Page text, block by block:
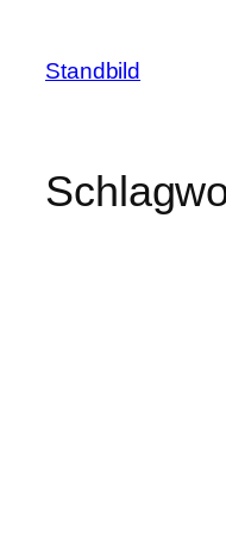
springen
Standbild